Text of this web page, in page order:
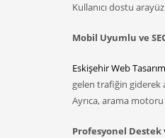
Kullanıcı dostu
Mobil Uyumlu ve
Eskişehir Web Tasarım
gelen trafiğin giderek
Ayrıca, arama
Profesyonel Destek